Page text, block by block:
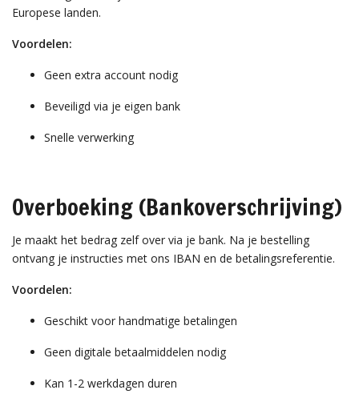
Europese landen.
Voordelen:
Geen extra account nodig
Beveiligd via je eigen bank
Snelle verwerking
Overboeking (Bankoverschrijving)
Je maakt het bedrag zelf over via je bank. Na je bestelling
ontvang je instructies met ons IBAN en de betalingsreferentie.
Voordelen:
Geschikt voor handmatige betalingen
Geen digitale betaalmiddelen nodig
Kan 1-2 werkdagen duren